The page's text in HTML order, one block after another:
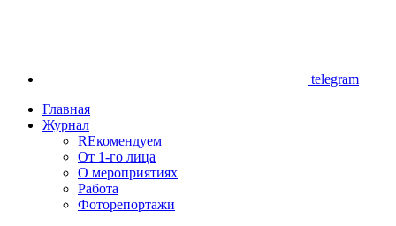
telegram
Главная
Журнал
REкомендуем
От 1-го лица
О мероприятиях
Работа
Фоторепортажи